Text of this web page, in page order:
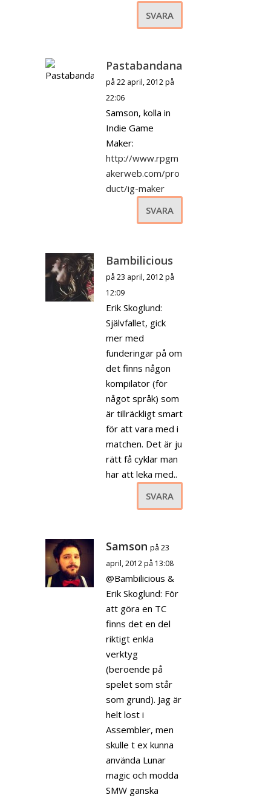
SVARA
Pastabandana
på 22 april, 2012 på
22:06
Samson, kolla in
Indie Game
Maker:
http://www.rpgm
akerweb.com/pro
duct/ig-maker
SVARA
Bambilicious
på 23 april, 2012 på
12:09
Erik Skoglund:
Självfallet, gick
mer med
funderingar på om
det finns någon
kompilator (för
något språk) som
är tillräckligt smart
för att vara med i
matchen. Det är ju
rätt få cyklar man
har att leka med..
SVARA
Samson på 23
april, 2012 på 13:08
@Bambilicious &
Erik Skoglund: För
att göra en TC
finns det en del
riktigt enkla
verktyg
(beroende på
spelet som står
som grund). Jag är
helt lost i
Assembler, men
skulle t ex kunna
använda Lunar
magic och modda
SMW ganska